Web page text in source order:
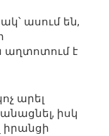
ասում են,
աղտոտում է
արել
իսկ
իրանցի